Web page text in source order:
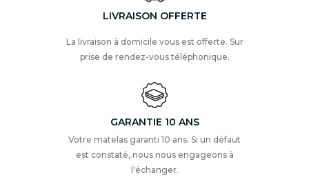
LIVRAISON OFFERTE
La livraison à domicile vous est offerte. Sur
prise de rendez-vous téléphonique.
GARANTIE 10 ANS
Votre matelas garanti 10 ans. Si un défaut
est constaté, nous nous engageons à
l'échanger.